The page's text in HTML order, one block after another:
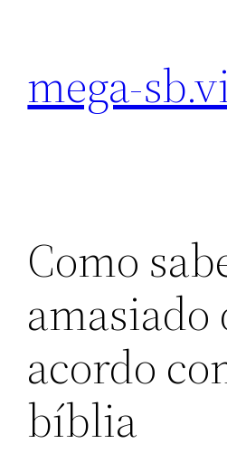
conteúdo
mega-
Como
amasiado
acordo
bíblia